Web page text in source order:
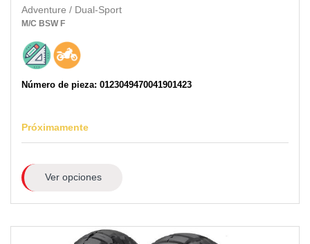
Adventure / Dual-Sport
M/C BSW F
Número de pieza: 0123049470041901423
Próximamente
Ver opciones